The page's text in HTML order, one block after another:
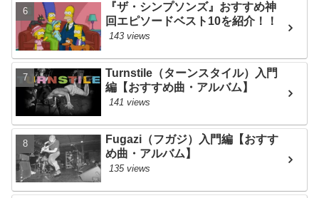
『ザ・シンプソンズ』おすすめ神
回エピソードベスト10を紹介！！
143 views
Turnstile（ターンスタイル）入門
編【おすすめ曲・アルバム】
141 views
Fugazi（フガジ）入門編【おすす
め曲・アルバム】
135 views